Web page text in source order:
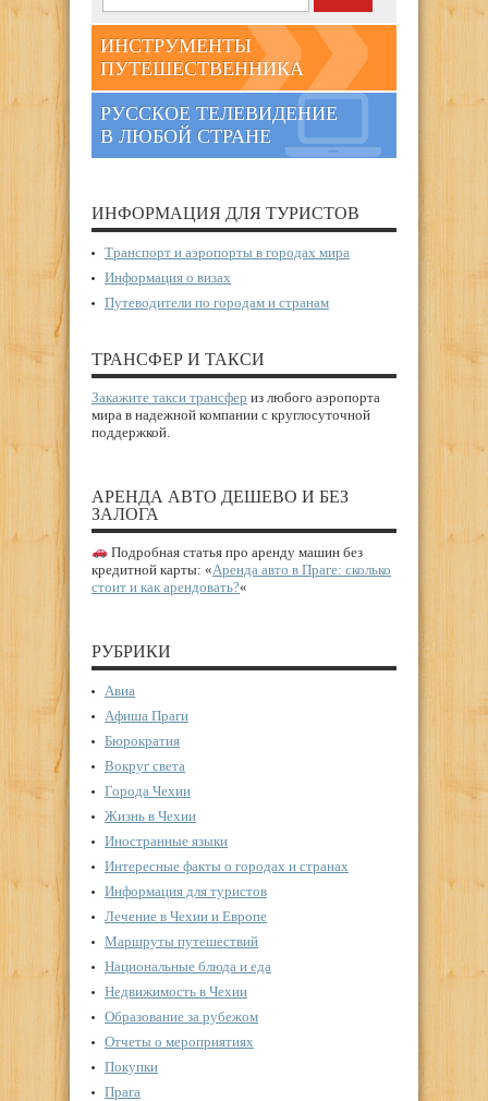
ИНСТРУМЕНТЫ
ПУТЕШЕСТВЕННИКА
РУССКОЕ ТЕЛЕВИДЕНИЕ
В ЛЮБОЙ СТРАНЕ
ИНФОРМАЦИЯ ДЛЯ ТУРИСТОВ
Транспорт и аэропорты в городах мира
Информация о визах
Путеводители по городам и странам
ТРАНСФЕР И ТАКСИ
Закажите такси трансфер из любого аэропорта
мира в надежной компании с круглосуточной
поддержкой.
АРЕНДА АВТО ДЕШЕВО И БЕЗ
ЗАЛОГА
Подробная статья про аренду машин без
кредитной карты: «Аренда авто в Праге: сколько
стоит и как арендовать?«
РУБРИКИ
Авиа
Афиша Праги
Бюрократия
Вокруг света
Города Чехии
Жизнь в Чехии
Иностранные языки
Интересные факты о городах и странах
Информация для туристов
Лечение в Чехии и Европе
Маршруты путешествий
Национальные блюда и еда
Недвижимость в Чехии
Образование за рубежом
Отчеты о мероприятиях
Покупки
Прага